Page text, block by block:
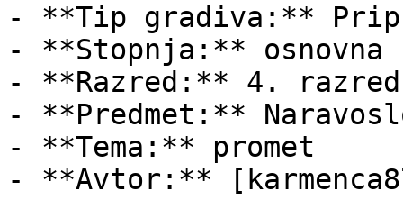
- **Tip gradiva:**
- **Stopnja:** osnovna
- **Razred:** 4. razred
- **Predmet:**
- **Tema:** promet
- **Avtor:**